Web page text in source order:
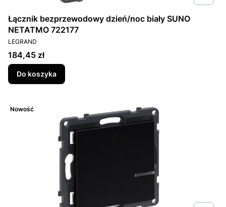
Łącznik bezprzewodowy dzień/noc biały SUNO
NETATMO 722177
PRODUCENT
LEGRAND
Cena
184,45 zł
Do koszyka
Nowość